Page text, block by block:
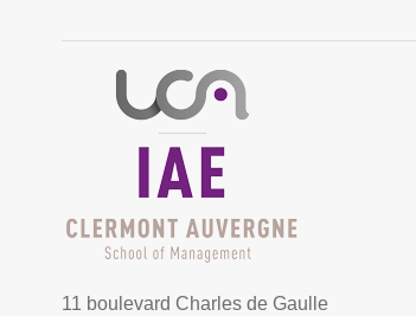
11 boulevard Charles de Gaulle